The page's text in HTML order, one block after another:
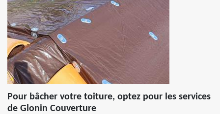
Pour bâcher votre toiture, optez pour les services
de Glonin Couverture